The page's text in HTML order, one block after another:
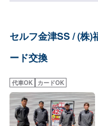
セルフ金津SS / (株)
ード交換
代車OK カードOK